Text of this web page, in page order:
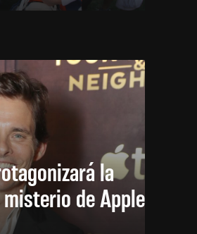
la
de Apple